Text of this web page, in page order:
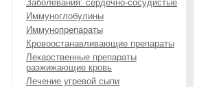
Заболевания: сердечно-сосудистые
Иммуноглобулины
Иммунопрепараты
Кровоостанавливающие препараты
Лекарственные препараты
разжижающие кровь
Лечение угревой сыпи